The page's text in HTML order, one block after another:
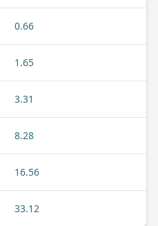
0.66
1.65
3.31
8.28
16.56
33.12